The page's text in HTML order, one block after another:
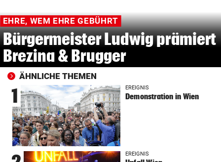
EHRE, WEM EHRE GEBÜHRT
Bürgermeister Ludwig prämiert
Brezina & Brugger
ÄHNLICHE THEMEN
1 EREIGNIS
Demonstration in Wien
EREIGNIS